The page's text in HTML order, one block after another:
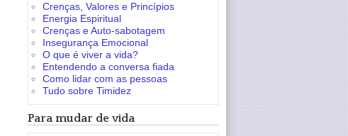
Crenças, Valores e Princípios
Energia Espiritual
Crenças e Auto-sabotagem
Insegurança Emocional
O que é viver a vida?
Entendendo a conversa fiada
Como lidar com as pessoas
Tudo sobre Timidez
Para mudar de vida